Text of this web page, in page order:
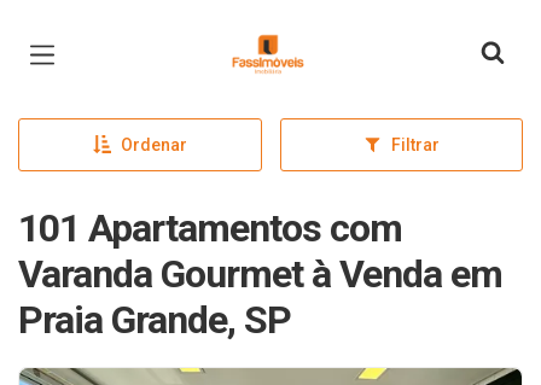
Página inicial
Ordenar Filtrar
101 Apartamentos com
Varanda Gourmet à Venda em
Praia Grande, SP